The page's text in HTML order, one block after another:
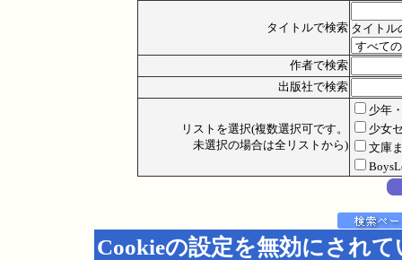
タイトルで検索 タイトル
作者で検索
出版社で検索
リストを選択(複数選択可です。
未選択の場合は全リストから)
少年
少女
文庫
Cookieの設定を無効にされ